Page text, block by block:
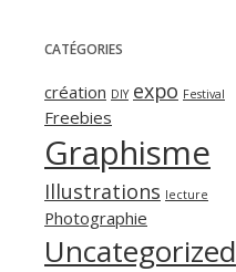
CATÉGORIES
création DIY expo Festival
Freebies
Graphisme
Illustrations lecture
Photographie
Uncategorized